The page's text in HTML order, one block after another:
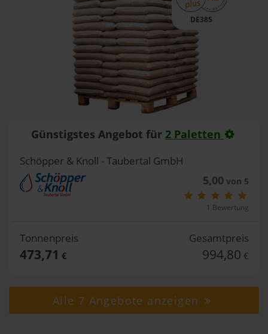
DE385
Günstigstes Angebot für 2 Paletten
Schöpper & Knoll - Taubertal GmbH
5,00 von 5
1 Bewertung
Tonnenpreis
473,71 €
Gesamtpreis
994,80 €
Alle 7 Angebote anzeigen